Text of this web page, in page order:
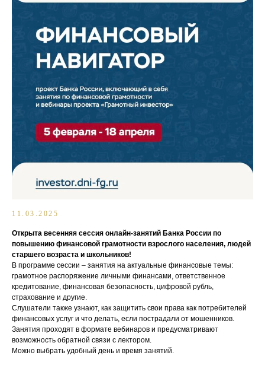
11.03.2025
Открыта весенняя сессия онлайн-занятий Банка России по
повышению финансовой грамотности взрослого населения, людей
старшего возраста и школьников!
В программе сессии – занятия на актуальные финансовые темы:
грамотное распоряжение личными финансами, ответственное
кредитование, финансовая безопасность, цифровой рубль,
страхование и другие.
Слушатели также узнают, как защитить свои права как потребителей
финансовых услуг и что делать, если пострадали от мошенников.
Занятия проходят в формате вебинаров и предусматривают
возможность обратной связи с лектором.
Можно выбрать удобный день и время занятий.